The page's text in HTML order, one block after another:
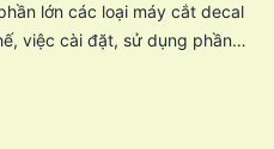
lớn các loại máy cắt decal
việc cài đặt, sử dụng phần…